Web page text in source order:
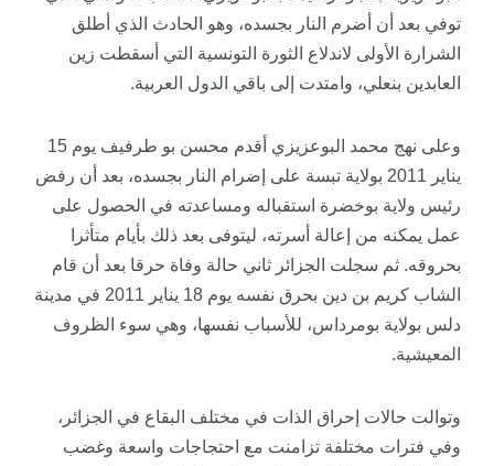
توفي بعد أن أضرم النار بجسده، وهو الحادث الذي أطلق
الشرارة الأولى لاندلاع الثورة التونسية التي أسقطت زين
العابدين بنعلي، وامتدت إلى باقي الدول العربية.
وعلى نهج محمد البوعزيزي أقدم محسن بو طرفيف يوم 15
يناير 2011 بولاية تبسة على إضرام النار بجسده، بعد أن رفض
رئيس ولاية بوخضرة استقباله ومساعدته في الحصول على
عمل يمكنه من إعالة أسرته، ليتوفى بعد ذلك بأيام متأثرا
بحروقه. ثم سجلت الجزائر ثاني حالة وفاة حرقا بعد أن قام
الشاب كريم بن دين بحرق نفسه يوم 18 يناير 2011 في مدينة
دلس بولاية بومرداس، للأسباب نفسها، وهي سوء الظروف
المعيشية.
وتوالت حالات إحراق الذات في مختلف البقاع في الجزائر،
وفي فترات مختلفة تزامنت مع احتجاجات واسعة وغضب